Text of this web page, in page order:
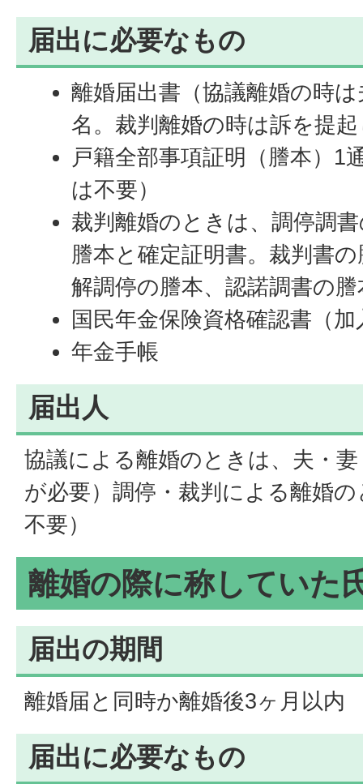
届出に必要なもの
離婚届出書（協議離婚の時
名。裁判離婚の時は訴を提
戸籍全部事項証明（謄本）1
は不要）
裁判離婚のときは、調停調
謄本と確定証明書。裁判書
解調停の謄本、認諾調書の謄
国民年金保険資格確認書（
年金手帳
届出人
協議による離婚のときは、夫・
が必要）調停・裁判による離婚
不要）
離婚の際に称していた
届出の期間
離婚届と同時か離婚後3ヶ月以内
届出に必要なもの